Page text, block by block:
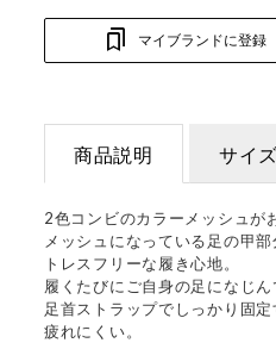
マイブランドに登録
商品説明 サイ
2色コンビのカラーメッシュが
メッシュになっている足の甲
トレスフリーな履き心地。
履くたびにご自身の足になじん
足首ストラップでしっかり固
疲れにくい。